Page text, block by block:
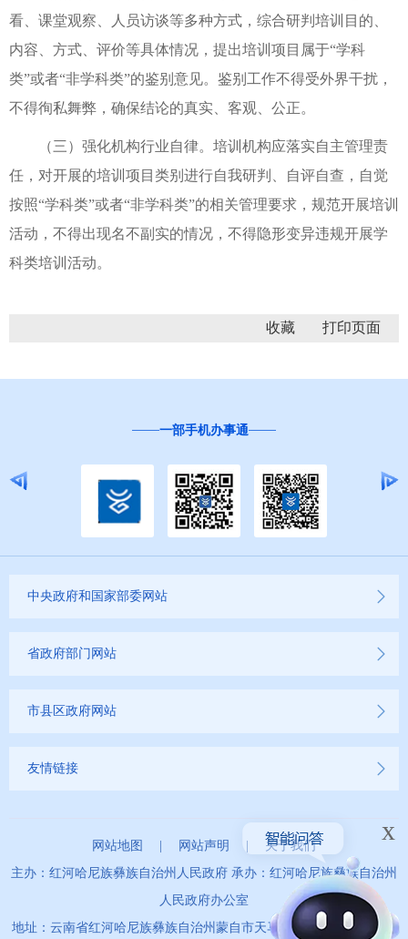
看、课堂观察、人员访谈等多种方式，综合研判培训目的、
内容、方式、评价等具体情况，提出培训项目属于“学科
类”或者“非学科类”的鉴别意见。鉴别工作不得受外界干扰，
不得徇私舞弊，确保结论的真实、客观、公正。
（三）强化机构行业自律。培训机构应落实自主管理责
任，对开展的培训项目类别进行自我研判、自评自查，自觉
按照“学科类”或者“非学科类”的相关管理要求，规范开展培训
活动，不得出现名不副实的情况，不得隐形变异违规开展学
科类培训活动。
收藏
中央政府和国家部委网站
省政府部门网站
市县区政府网站
友情链接
网站地图 网站声明
关于我们
主办：红河哈尼族彝族自治州人民政府 承办：红河哈尼族彝族自治州
人民政府办公室
地址：云南省红河哈尼族彝族自治州蒙自市天马路67号 政务服务便
x